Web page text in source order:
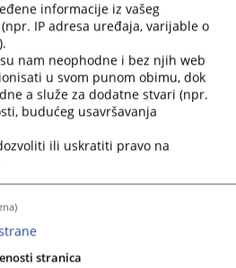
MODULA, prelazite na
koja je vodoravno
izbornika i crvene je
birate KATEGORIJU
svakog MODULA.
predstavlja vertikalni
izbornika KATEGORIJA,
na dio predviđen za
birate PODKATEGORIJU,
koji vas interesuje.
sadržajni dio izabrane
sadržajni dio može biti prikaz
drugih elemenata koje
informacije iz vašeg
IP adresa uređaja, varijable o
nam neophodne i bez njih web
u svom punom obimu, dok
a služe za dodatne stvari (npr.
budućeg usavršavanja
ili uskratiti pravo na
stranica